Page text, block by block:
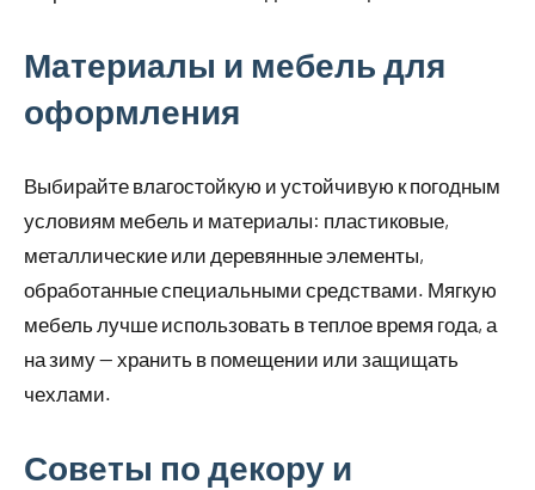
Материалы и мебель для
оформления
Выбирайте влагостойкую и устойчивую к погодным
условиям мебель и материалы: пластиковые,
металлические или деревянные элементы,
обработанные специальными средствами. Мягкую
мебель лучше использовать в теплое время года, а
на зиму — хранить в помещении или защищать
чехлами.
Советы по декору и